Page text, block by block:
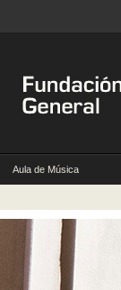
Aula de Música